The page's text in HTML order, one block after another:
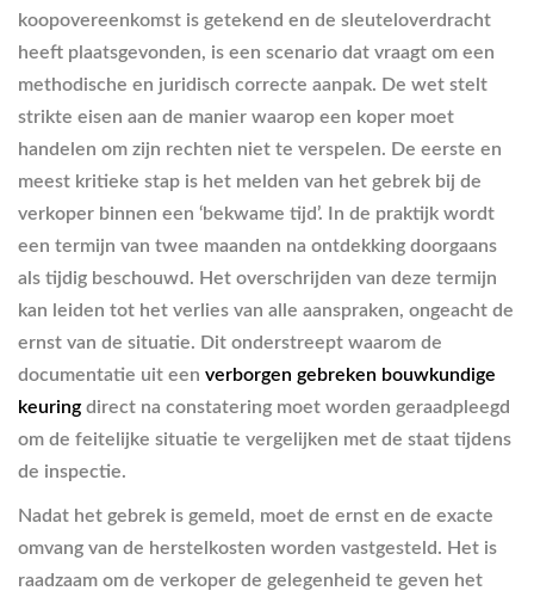
koopovereenkomst is getekend en de sleuteloverdracht
heeft plaatsgevonden, is een scenario dat vraagt om een
methodische en juridisch correcte aanpak. De wet stelt
strikte eisen aan de manier waarop een koper moet
handelen om zijn rechten niet te verspelen. De eerste en
meest kritieke stap is het melden van het gebrek bij de
verkoper binnen een ‘bekwame tijd’. In de praktijk wordt
een termijn van twee maanden na ontdekking doorgaans
als tijdig beschouwd. Het overschrijden van deze termijn
kan leiden tot het verlies van alle aanspraken, ongeacht de
ernst van de situatie. Dit onderstreept waarom de
documentatie uit een verborgen gebreken bouwkundige
keuring direct na constatering moet worden geraadpleegd
om de feitelijke situatie te vergelijken met de staat tijdens
de inspectie.
Nadat het gebrek is gemeld, moet de ernst en de exacte
omvang van de herstelkosten worden vastgesteld. Het is
raadzaam om de verkoper de gelegenheid te geven het